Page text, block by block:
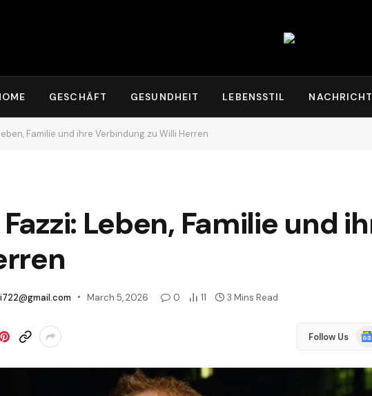
GESCHÄFT GESUNDHEIT LEBENSSTIL NACHRICHT
Familie und ihre Verbindung zu Willi Herren
Leben, Familie und
March 5, 2026 0 11 3 Mins Read
Follow Us